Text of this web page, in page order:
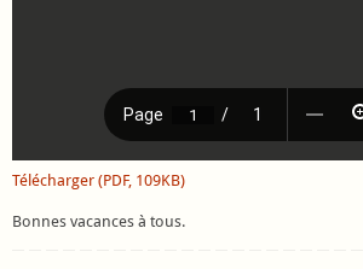
Télécharger (PDF, 109KB)
Bonnes vacances à tous.